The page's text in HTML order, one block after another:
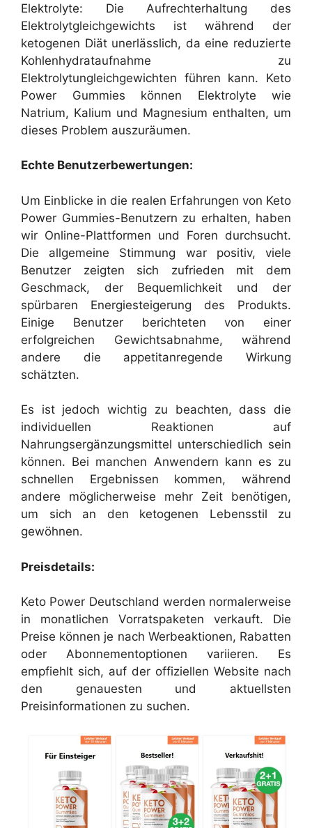
Elektrolyte: Die Aufrechterhaltung des
Elektrolytgleichgewichts ist während der
ketogenen Diät unerlässlich, da eine reduzierte
Kohlenhydrataufnahme zu
Elektrolytungleichgewichten führen kann. Keto
Power Gummies können Elektrolyte wie
Natrium, Kalium und Magnesium enthalten, um
dieses Problem auszuräumen.
Echte Benutzerbewertungen:
Um Einblicke in die realen Erfahrungen von Keto
Power Gummies-Benutzern zu erhalten, haben
wir Online-Plattformen und Foren durchsucht.
Die allgemeine Stimmung war positiv, viele
Benutzer zeigten sich zufrieden mit dem
Geschmack, der Bequemlichkeit und der
spürbaren Energiesteigerung des Produkts.
Einige Benutzer berichteten von einer
erfolgreichen Gewichtsabnahme, während
andere die appetitanregende Wirkung
schätzten.
Es ist jedoch wichtig zu beachten, dass die
individuellen Reaktionen auf
Nahrungsergänzungsmittel unterschiedlich sein
können. Bei manchen Anwendern kann es zu
schnellen Ergebnissen kommen, während
andere möglicherweise mehr Zeit benötigen,
um sich an den ketogenen Lebensstil zu
gewöhnen.
Preisdetails:
Keto Power Deutschland werden normalerweise
in monatlichen Vorratspaketen verkauft. Die
Preise können je nach Werbeaktionen, Rabatten
oder Abonnementoptionen variieren. Es
empfiehlt sich, auf der offiziellen Website nach
den genauesten und aktuellsten
Preisinformationen zu suchen.